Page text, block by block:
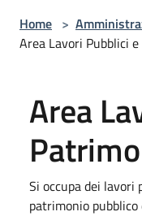
Home >
Area Lavori Pubblici
Area
Si occupa dei lavori
patrimonio